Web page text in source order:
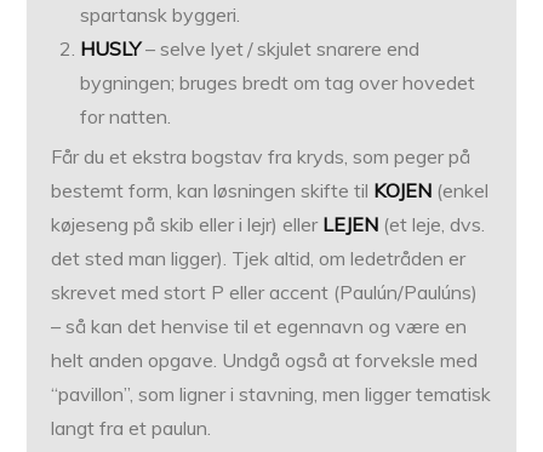
spartansk byggeri.
HUSLY– selve lyet / skjulet snarere end
bygningen; bruges bredt om tag over hovedet
for natten.
Får du et ekstra bogstav fra kryds, som peger på
bestemt form, kan løsningen skifte til KOJEN (enkel
køjeseng på skib eller i lejr) eller LEJEN (et leje, dvs.
det sted man ligger). Tjek altid, om ledetråden er
skrevet med stort P eller accent (Paulún/Paulúns)
– så kan det henvise til et egennavn og være en
helt anden opgave. Undgå også at forveksle med
“pavillon”, som ligner i stavning, men ligger tematisk
langt fra et paulun.